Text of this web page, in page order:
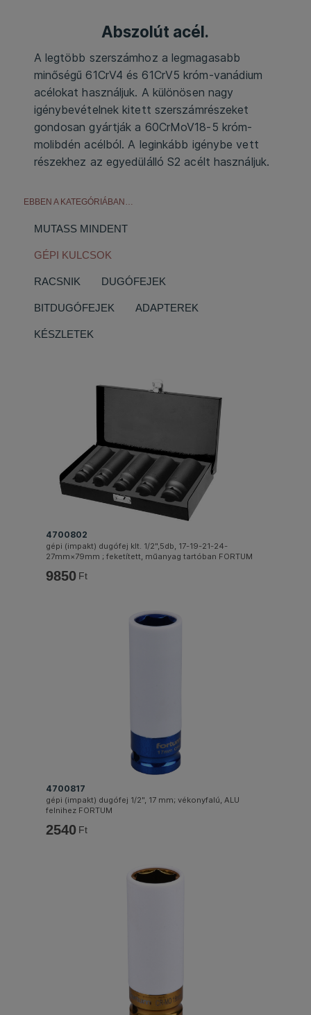
Abszolút acél.
A legtöbb szerszámhoz a legmagasabb
minőségű 61CrV4 és 61CrV5 króm-vanádium
acélokat használjuk. A különösen nagy
igénybevételnek kitett szerszámrészeket
gondosan gyártják a 60CrMoV18-5 króm-
molibdén acélból. A leginkább igénybe vett
részekhez az egyedülálló S2 acélt használjuk.
EBBEN A KATEGÓRIÁBAN…
MUTASS MINDENT
GÉPI KULCSOK
RACSNIK DUGÓFEJEK
BITDUGÓFEJEK ADAPTEREK
KÉSZLETEK
4700802
gépi (impakt) dugófej klt. 1/2",5db, 17-19-21-24-
27mm×79mm ; feketített, műanyag tartóban FORTUM
9850 Ft
4700817
gépi (impakt) dugófej 1/2", 17 mm; vékonyfalú, ALU
felnihez FORTUM
2540 Ft